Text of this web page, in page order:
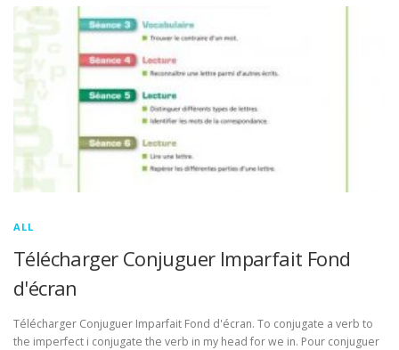
ALL
Télécharger Conjuguer Imparfait Fond
d'écran
Télécharger Conjuguer Imparfait Fond d'écran. To conjugate a verb to
the imperfect i conjugate the verb in my head for we in. Pour conjuguer